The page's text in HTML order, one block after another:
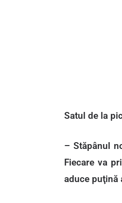
Satul de la
– Stăpânul
Fiecare va
aduce puţină